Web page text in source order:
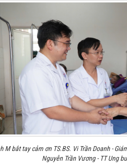
M bắt tay cảm ơn TS.BS. Vi Trần Doanh -
Nguyễn Trần Vương - TT Ung